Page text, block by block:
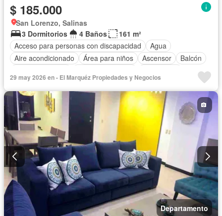
$ 185.000
San Lorenzo, Salinas
3 Dormitorios
4 Baños
161 m²
Acceso para personas con discapacidad
Agua
Aire acondicionado
Área para niños Ascensor
Balcón
Estacionamiento
Garita de guardianía Jacuzzi
Piscina
Conserje Seguridad
Terraza
Vista panorámica
Completamente amoblado
29 may 2026 en - El Marquéz Propiedades y Negocios
Departamento